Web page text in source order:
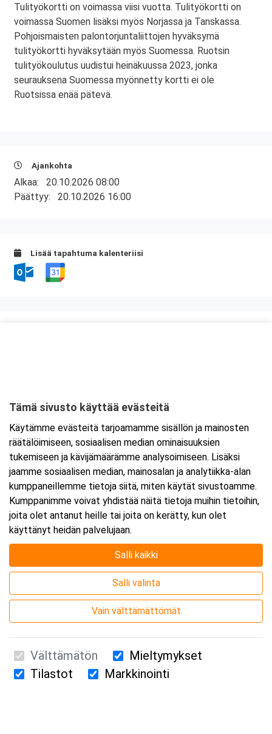
Tulityökortti on voimassa viisi vuotta. Tulityökortti on
voimassa Suomen lisäksi myös Norjassa ja Tanskassa.
Pohjoismaisten palontorjuntaliittojen hyväksymä
tulityökortti hyväksytään myös Suomessa. Ruotsin
tulityökoulutus uudistui heinäkuussa 2023, jonka
seurauksena Suomessa myönnetty kortti ei ole
Ruotsissa enää pätevä.
Ajankohta
Alkaa: 20.10.2026 08:00
Päättyy: 20.10.2026 16:00
Lisää tapahtuma kalenteriisi
Tarkempi kartta ja ajo-ohjeet
Suomen Ensiapukoulutus Oy / Valimotie 21 / 00380 Helsinki
Tämä sivusto käyttää evästeitä
Käytämme evästeitä tarjoamamme sisällön ja mainosten
räätälöimiseen, sosiaalisen median ominaisuuksien
tukemiseen ja kävijämäärämme analysoimiseen. Lisäksi
jaamme sosiaalisen median, mainosalan ja analytiikka-alan
kumppaneillemme tietoja siitä, miten käytät sivustoamme.
Kumppanimme voivat yhdistää näitä tietoja muihin tietoihin,
joita olet antanut heille tai joita on kerätty, kun olet
käyttänyt heidän palvelujaan.
Salli kaikki
Salli valinta
Vain välttämättömät
Välttämätön
Mieltymykset
Tilastot
Markkinointi